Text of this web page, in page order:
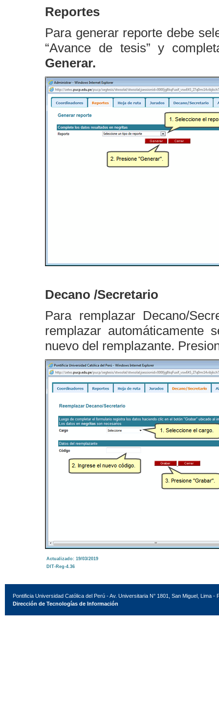
Reportes
Para generar reporte debe
“Avance de tesis” y
Generar.
Decano /Secretario
Para remplazar Decano/
remplazar
nuevo del remplazante.
Actualizado: 19/03/2019
DIT-Reg-4.36
Pontificia Universidad Católica del Perú - Av. Universitaria N° 1801, San Miguel, Lima -
Dirección de Tecnologías de Información